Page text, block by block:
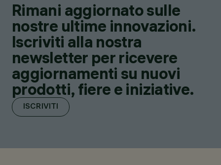
Rimani aggiornato sulle
nostre ultime innovazioni.
Iscriviti alla nostra
newsletter per ricevere
aggiornamenti su nuovi
prodotti, fiere e iniziative.
ISCRIVITI